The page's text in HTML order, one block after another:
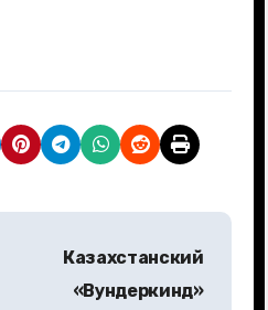
Казахстанский
«Вундеркинд»